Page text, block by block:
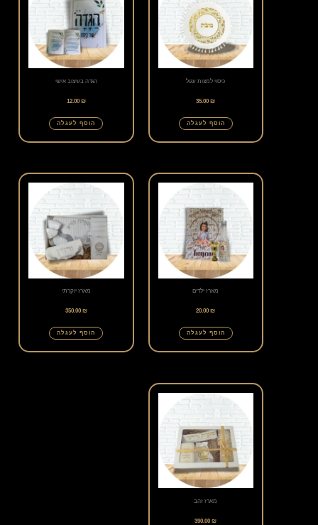
כיסוי למצות עגול
35.00₪
הוסף לעגלה
הגדה בעיצוב אישי
12.00 ₪
הוסף לעגלה
מארז ילדים
20.00₪
הוסף לעגלה
מארז יוקרתי
350.00 ₪
הוסף לעגלה
מארז זהב
390.00₪